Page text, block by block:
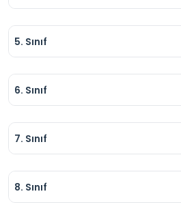
5. Sınıf
6. Sınıf
7. Sınıf
8. Sınıf